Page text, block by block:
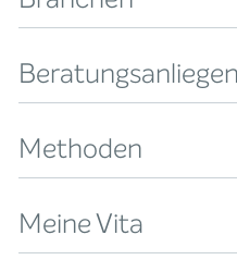
Beratungsanliegen
Methoden
Meine Vita